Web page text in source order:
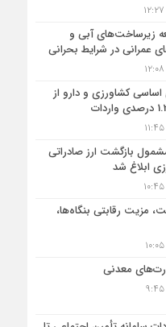
زیرساخت‌های آبی و
عمرانی در شرایط بحرانی
199 کالای اساسی کشاورزی و دارو از
بازگشت ارز صادراتی
ابلاغ شد
مزیت رقابتی بنگاه‌ها،
معدنی